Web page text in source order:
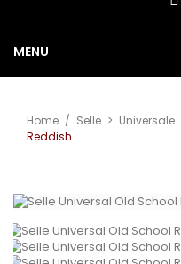
MENU
Home / Selle > Universale
Reddish